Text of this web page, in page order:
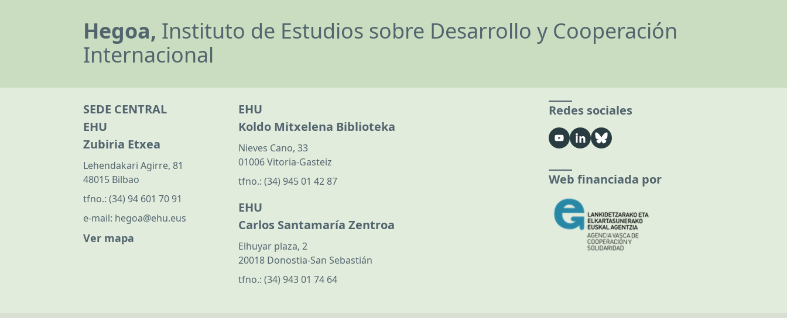
Hegoa, Instituto de Estudios sobre Desarrollo y Cooperación
Internacional
SEDE CENTRAL
EHU
Zubiria Etxea
Lehendakari Agirre, 81
48015 Bilbao
tfno.: (34) 94 601 70 91
e-mail: hegoa@ehu.eus
Ver mapa
EHU
Koldo Mitxelena Biblioteka
Nieves Cano, 33
01006 Vitoria-Gasteiz
tfno.: (34) 945 01 42 87
EHU
Carlos Santamaría Zentroa
Elhuyar plaza, 2
20018 Donostia-San Sebastián
tfno.: (34) 943 01 74 64
Redes sociales
Web financiada por